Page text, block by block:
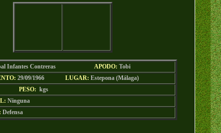
Infantes Contreras APODO: Tobi
29/09/1966 LUGAR: Estepona (Málaga)
PESO: kgs
Ninguna
Defensa